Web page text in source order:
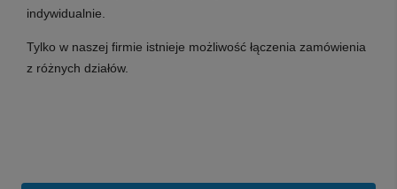
indywidualnie.
Tylko w naszej firmie istnieje możliwość łączenia zamówienia
z różnych działów.